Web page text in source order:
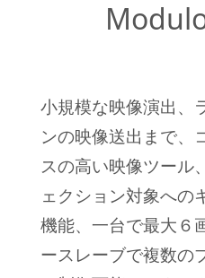
小規模な映像演出、
ンの映像送出まで、
スの高い映像ツール
ェクション対象への
機能、一台で最大６
ースレーブで複数の